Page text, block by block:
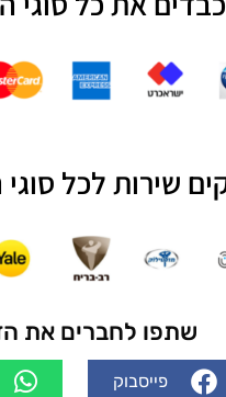
שירות לכל
שתפו לחברים את
פייסבוק